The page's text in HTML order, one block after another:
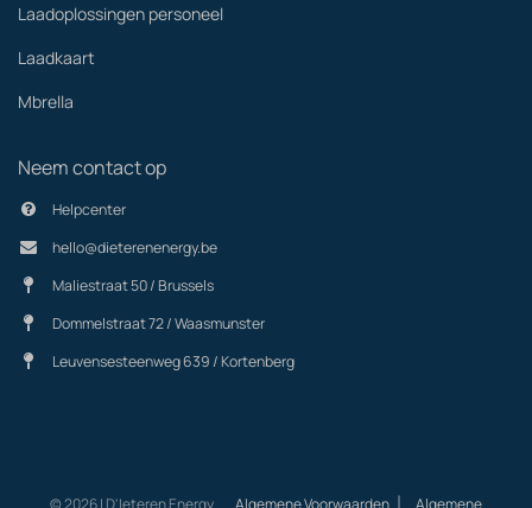
Laadoplossingen personeel
Laadkaart
Mbrella
Neem contact op
Helpcenter
hello@dieterenenergy.be
Maliestraat 50 / Brussels
Dommelstraat 72 / Waasmunster
Leuvensesteenweg 639 / Kortenberg
© 2026 | D'Ieteren Energy Algemene Voorwaarden | Algemene